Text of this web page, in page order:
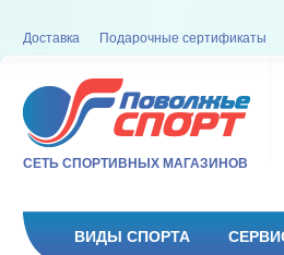
Доставка Подарочные сертификаты
СЕТЬ СПОРТИВНЫХ МАГАЗИНОВ
ВИДЫ СПОРТА